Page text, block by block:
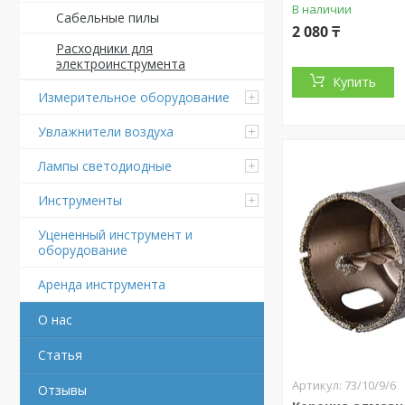
Сабельные пилы
Расходники для
электроинструмента
Измерительное оборудование
Увлажнители воздуха
Лампы светодиодные
Инструменты
Уцененный инструмент и
оборудование
Аренда инструмента
О нас
Статья
Отзывы
В наличии
2 080 ₸
Купить
73/10/9/6